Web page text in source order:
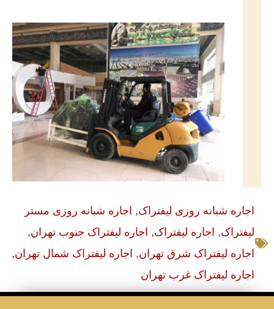
اجاره شبانه روزی لیفتراک, اجاره شبانه روزی مستر
لیفتراک, اجاره لیفتراک, اجاره لیفتراک جنوب تهران,
اجاره لیفتراک شرق تهران, اجاره لیفتراک شمال تهران,
اجاره لیفتراک غرب تهران